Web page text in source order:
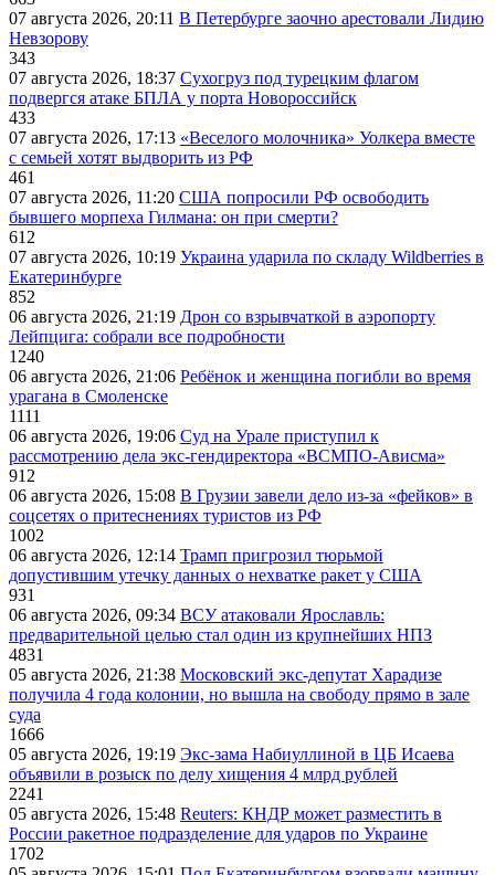
07 августа 2026, 20:11 В Петербурге заочно арестовали Лидию
Невзорову
343
07 августа 2026, 18:37 Сухогруз под турецким флагом
подвергся атаке БПЛА у порта Новороссийск
433
07 августа 2026, 17:13 «Веселого молочника» Уолкера вместе
с семьей хотят выдворить из РФ
461
07 августа 2026, 11:20 США попросили РФ освободить
бывшего морпеха Гилмана: он при смерти?
612
07 августа 2026, 10:19 Украина ударила по складу Wildberries в
Екатеринбурге
852
06 августа 2026, 21:19 Дрон со взрывчаткой в аэропорту
Лейпцига: собрали все подробности
1240
06 августа 2026, 21:06 Ребёнок и женщина погибли во время
урагана в Смоленске
1111
06 августа 2026, 19:06 Суд на Урале приступил к
рассмотрению дела экс-гендиректора «ВСМПО-Ависма»
912
06 августа 2026, 15:08 В Грузии завели дело из-за «фейков» в
соцсетях о притеснениях туристов из РФ
1002
06 августа 2026, 12:14 Трамп пригрозил тюрьмой
допустившим утечку данных о нехватке ракет у США
931
06 августа 2026, 09:34 ВСУ атаковали Ярославль:
предварительной целью стал один из крупнейших НПЗ
4831
05 августа 2026, 21:38 Московский экс-депутат Харадизе
получила 4 года колонии, но вышла на свободу прямо в зале
суда
1666
05 августа 2026, 19:19 Экс-зама Набиуллиной в ЦБ Исаева
объявили в розыск по делу хищения 4 млрд рублей
2241
05 августа 2026, 15:48 Reuters: КНДР может разместить в
России ракетное подразделение для ударов по Украине
1702